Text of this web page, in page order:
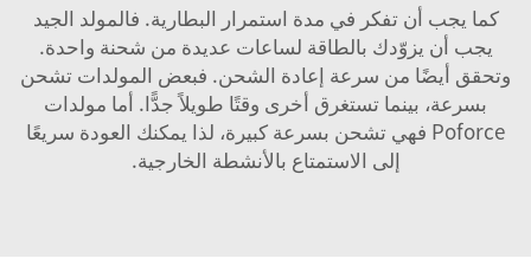
كما يجب أن تفكر في مدة استمرار البطارية. فالمولد الجيد
يجب أن يزوّدك بالطاقة لساعات عديدة من شحنة واحدة.
وتحقق أيضًا من سرعة إعادة الشحن. فبعض المولدات تشحن
بسرعة، بينما تستغرق أخرى وقتًا طويلاً جدًّا. أما مولدات
Poforce فهي تشحن بسرعة كبيرة، لذا يمكنك العودة سريعًا
إلى الاستمتاع بالأنشطة الخارجية.